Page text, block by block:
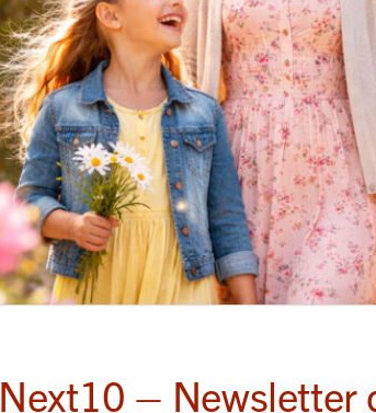
Next10 – Newsletter